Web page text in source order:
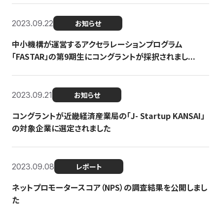
2023.09.22 お知らせ
中小機構が運営するアクセラレーションプログラム
「FASTAR」の第9期生にコングラントが採択されまし...
2023.09.21 お知らせ
コングラントが近畿経済産業局の「J- Startup KANSAI」
の対象企業に選定されました
2023.09.08 レポート
ネットプロモータースコア（NPS）の調査結果を公開しまし
た